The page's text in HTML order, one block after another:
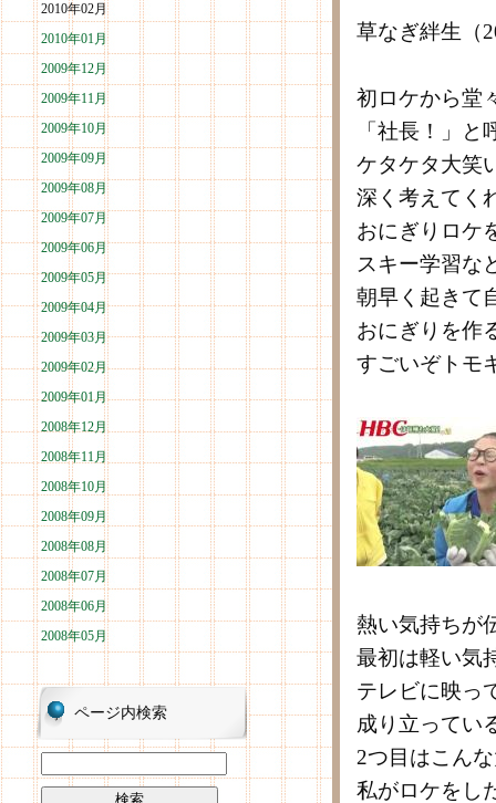
2010年02月
2010年01月
2009年12月
2009年11月
2009年10月
2009年09月
2009年08月
2009年07月
2009年06月
2009年05月
2009年04月
2009年03月
2009年02月
2009年01月
2008年12月
2008年11月
2008年10月
2008年09月
2008年08月
2008年07月
2008年06月
2008年05月
ページ内検索
草なぎ絆生（
初ロケから堂
「社長！」
ケタケタ大笑
深く考えてく
おにぎりロケ
スキー学習な
朝早く起きて
おにぎりを作
すごいぞトモ
熱い気持ちが
最初は軽い気
テレビに映っ
成り立ってい
2つ目はこん
私がロケをし